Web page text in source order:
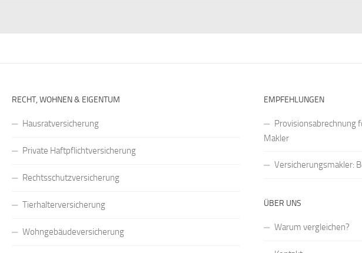
RECHT, WOHNEN & EIGENTUM
Hausratversicherung
Private Haftpflichtversicherung
Rechtsschutzversicherung
Tierhalterversicherung
Wohngebäudeversicherung
EMPFEHLUNGEN
Provisionsabrechnung
Makler
Versicherungsmakler:
ÜBER UNS
Warum vergleichen?